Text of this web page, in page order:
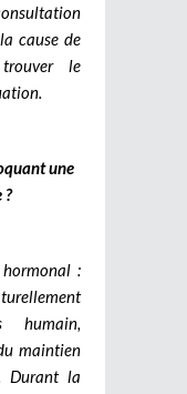
cause de
le
une
?
:
maintien
Durant la